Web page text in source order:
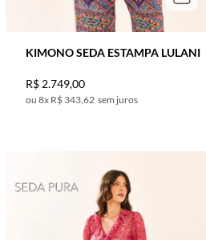
KIMONO SEDA ESTAMPA LULANI
R$ 2.749,00
8x R$ 343,62 sem juros